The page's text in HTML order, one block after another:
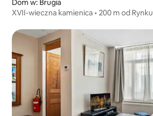
Dom w: Brugia
XVII-wieczna kamienica • 200 m od Rynku